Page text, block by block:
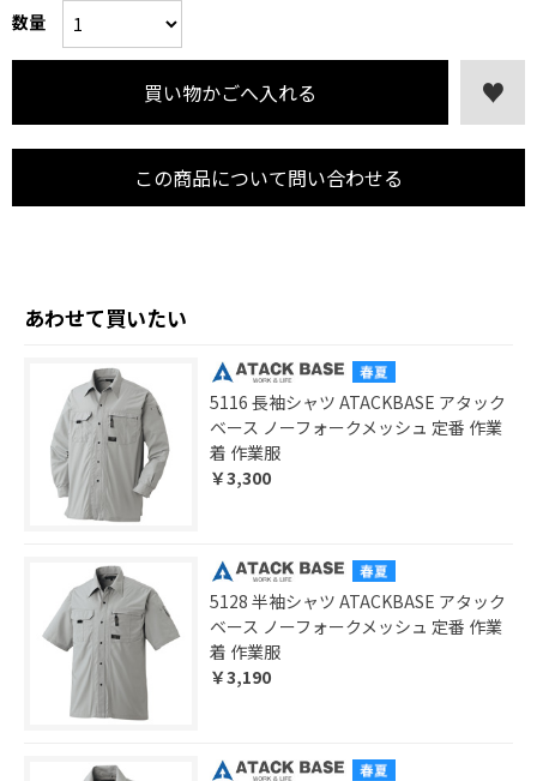
数量
あわせて買いたい
5116 長袖シャツ ATACKBASE アタック
ベース ノーフォークメッシュ 定番 作業
着 作業服
￥3,300
5128 半袖シャツ ATACKBASE アタック
ベース ノーフォークメッシュ 定番 作業
着 作業服
￥3,190
この商品について問い合わせる